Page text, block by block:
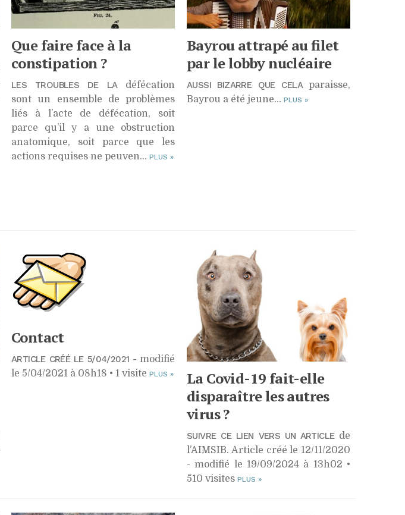
Que faire face à la
constipation ?
LES TROUBLES DE LAdéfécation
sont un ensemble de problèmes
liés à l’acte de défécation, soit
parce qu’il y a une obstruction
anatomique, soit parce que les
actions requises ne peuven... PLUS »
Bayrou attrapé au filet
par le lobby nucléaire
AUSSI BIZARRE QUE CELAparaisse,
Bayrou a été jeune… PLUS »
Contact
ARTICLE CRÉÉ LE 5/04/2021 - modifié
le 5/04/2021 à 08h18 • 1 visite PLUS »
La Covid-19 fait-elle
disparaître les autres
virus ?
SUIVRE CE LIEN VERS UN ARTICLEde
l’AIMSIB. Article créé le 12/11/2020
- modifié le 19/09/2024 à 13h02 •
510 visites PLUS »